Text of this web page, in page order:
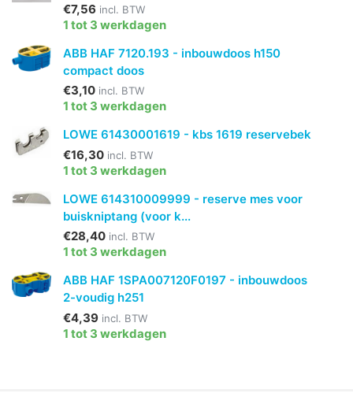
€7,56 incl. BTW
1 tot 3 werkdagen
ABB HAF 7120.193 - inbouwdoos h150
compact doos
€3,10 incl. BTW
1 tot 3 werkdagen
LOWE 61430001619 - kbs 1619 reservebek
€16,30 incl. BTW
1 tot 3 werkdagen
LOWE 614310009999 - reserve mes voor
buiskniptang (voor k...
€28,40 incl. BTW
1 tot 3 werkdagen
ABB HAF 1SPA007120F0197 - inbouwdoos
2-voudig h251
€4,39 incl. BTW
1 tot 3 werkdagen